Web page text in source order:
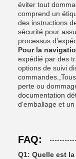
éviter tout
comprend un
des instructions
sécurité pour
processus
Pour la
expédié par des
options de suivi
perte ou
documentation
d'emballage et
FAQ:
Q1: Quelle est